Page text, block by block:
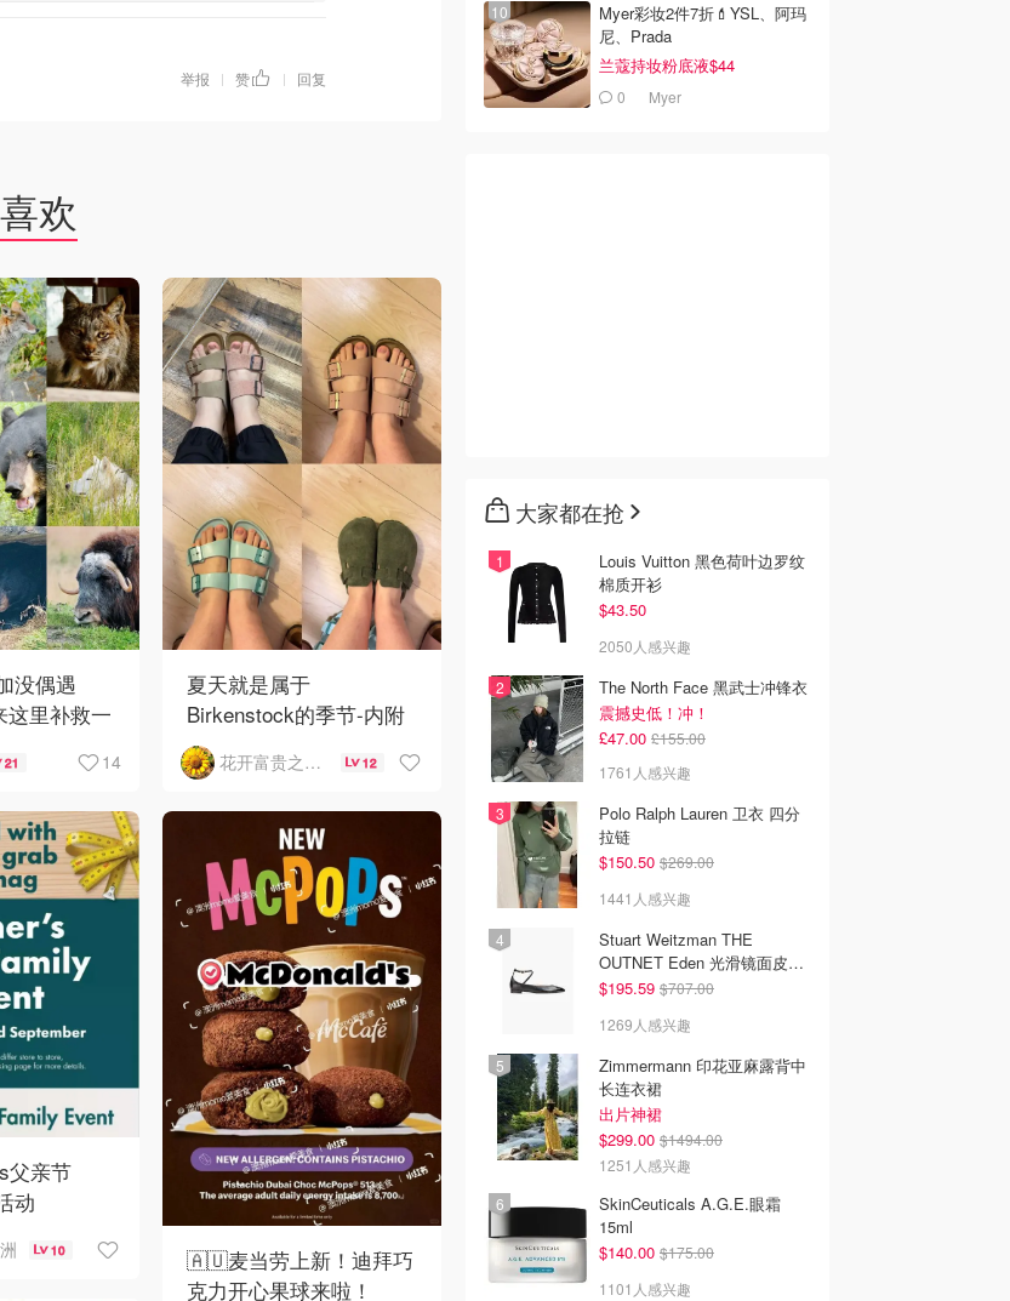
举报 | 赞 | 回复
欢
没偶遇
这里补救一
21 14
夏天就是属于
Birkenstock的季节-内附
如何选择
花开富贵之Mo个Mo 12
亲节
动
10
🇦🇺麦当劳上新！迪拜巧
克力开心果球来啦！
Myer彩妆2件7折💄YSL、阿玛
尼、Prada
兰蔻持妆粉底液$44
0 Myer
大家都在抢
Louis Vuitton 黑色荷叶边罗纹
棉质开衫
$43.50
2050人感兴趣
The North Face 黑武士冲锋衣
震撼史低！冲！
£47.00 £155.00
1761人感兴趣
Polo Ralph Lauren 卫衣 四分
拉链
$150.50 $269.00
1441人感兴趣
Stuart Weitzman THE
OUTNET Eden 光滑镜面皮芭
蕾平底鞋
$195.59 $707.00
1269人感兴趣
Zimmermann 印花亚麻露背中
长连衣裙
出片神裙
$299.00 $1494.00
1251人感兴趣
SkinCeuticals A.G.E.眼霜
15ml
$140.00 $175.00
1101人感兴趣